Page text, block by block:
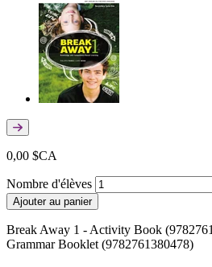
0,00 $CA
Nombre d'élèves
Ajouter au panier
Break Away 1 - Activity Book
Grammar Booklet (9782761380478)